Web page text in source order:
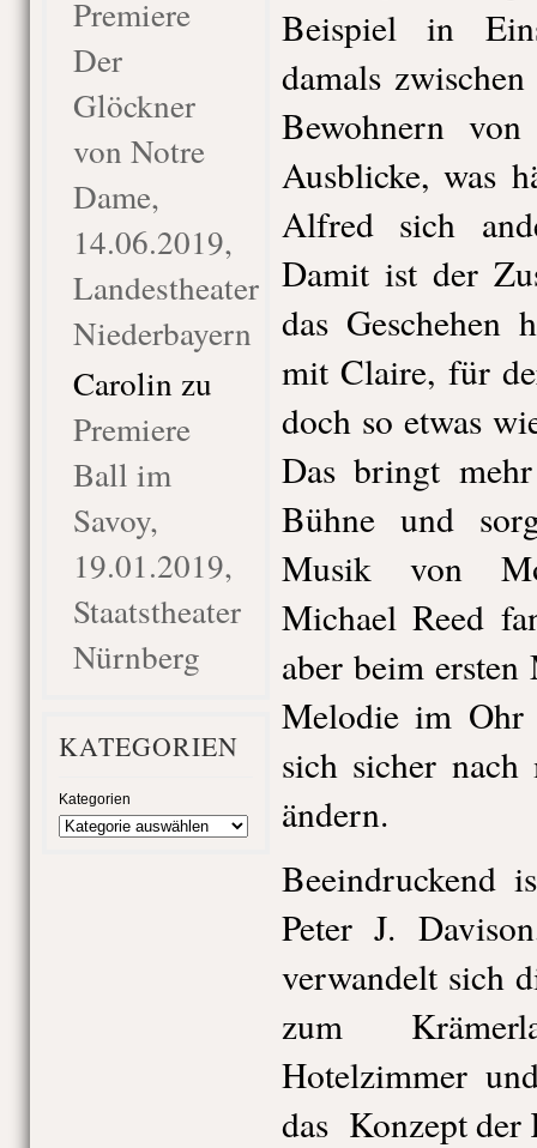
Premiere
Der
Glöckner
von Notre
Dame,
14.06.2019,
Landestheater
Niederbayern
Carolin zu
Premiere
Ball im
Savoy,
19.01.2019,
Staatstheater
Nürnberg
KATEGORIEN
Kategorien
Beispiel in
damals
Bewohnern
Ausblicke, was
Alfred sich
Damit ist der
das Geschehen
mit Claire, für
doch so etwas
Das bringt
Bühne und
Musik von
Michael Reed
aber beim
Melodie im Ohr
sich sicher nach
ändern.
Beeindruckend
Peter J.
verwandelt sich
zum
Hotelzimmer
das Konzept der